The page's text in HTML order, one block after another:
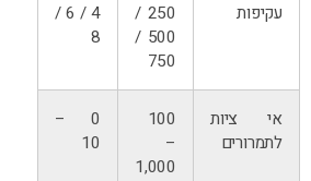
עקיפות
250 /
500 /
750
4 / 6 /
8
אי ציות
לתמרורים
100
–
1,000
0 –
10